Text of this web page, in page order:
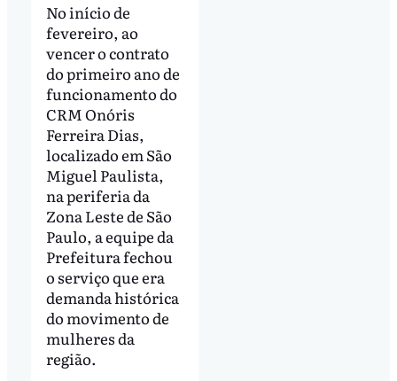
No início de
fevereiro, ao
vencer o contrato
do primeiro ano de
funcionamento do
CRM Onóris
Ferreira Dias,
localizado em São
Miguel Paulista,
na periferia da
Zona Leste de São
Paulo, a equipe da
Prefeitura fechou
o serviço que era
demanda histórica
do movimento de
mulheres da
região.